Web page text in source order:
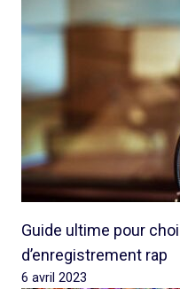
Guide ultime pour
d’enregistrement rap
6 avril 2023